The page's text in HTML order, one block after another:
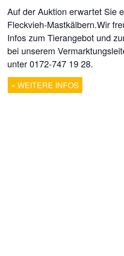
Auf der Auktion erwartet Sie
Fleckvieh-Mastkälbern.Wir
Infos zum Tierangebot und
bei unserem
unter 0172-747 19 28.
WEITERE INFOS